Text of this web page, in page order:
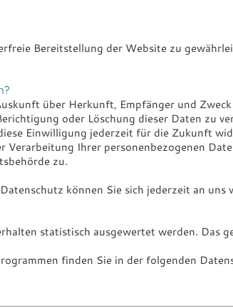
Bereitstellung der Website zu
über Herkunft, Empfänger und
oder Löschung dieser Daten zu
Einwilligung jederzeit für die Zukunft
Verarbeitung Ihrer personenbezogenen
zu.
können Sie sich jederzeit an uns
statistisch ausgewertet werden. Das
finden Sie in der folgenden